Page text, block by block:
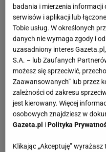
badania i mierzenia
serwisów i aplikacji lub
Tobie usług. W określonych
danych nie wymaga zgody i
uzasadniony interes
S.A. – lub Zaufanych
możesz się sprzeciwić,
Zaawansowanych” lub przez
zależności od zakresu
jest kierowany. Więcej
osobowych znajdziesz w
Gazeta.pl iPolityka
Klikając „Akceptuję”